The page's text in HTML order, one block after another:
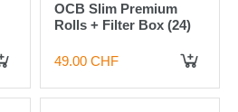
OCB Slim Premium
Rolls + Filter Box (24)
49.00 CHF